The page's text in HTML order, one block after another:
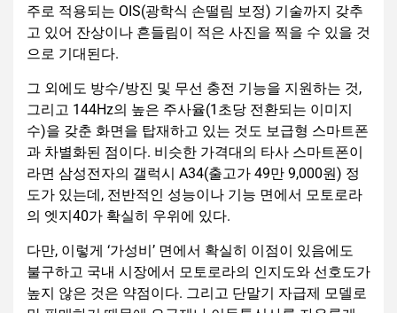
주로 적용되는 OIS(광학식 손떨림 보정) 기술까지 갖추
고 있어 잔상이나 흔들림이 적은 사진을 찍을 수 있을 것
으로 기대된다.
그 외에도 방수/방진 및 무선 충전 기능을 지원하는 것,
그리고 144Hz의 높은 주사율(1초당 전환되는 이미지
수)을 갖춘 화면을 탑재하고 있는 것도 보급형 스마트폰
과 차별화된 점이다. 비슷한 가격대의 타사 스마트폰이
라면 삼성전자의 갤럭시 A34(출고가 49만 9,000원) 정
도가 있는데, 전반적인 성능이나 기능 면에서 모토로라
의 엣지40가 확실히 우위에 있다.
다만, 이렇게 ‘가성비’ 면에서 확실히 이점이 있음에도
불구하고 국내 시장에서 모토로라의 인지도와 선호도가
높지 않은 것은 약점이다. 그리고 단말기 자급제 모델로